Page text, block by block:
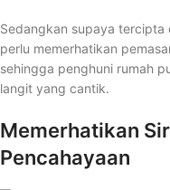
Sedangkan supaya tercipta
perlu memerhatikan
sehingga penghuni rumah
langit yang cantik.
Memerhatikan
Pencahayaan